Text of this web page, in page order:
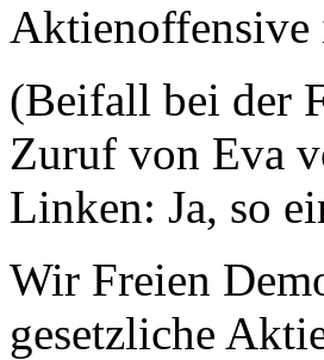
Aktienoffensive
(Beifall bei der
Zuruf von Eva
Linken: Ja, so
Wir Freien
gesetzliche